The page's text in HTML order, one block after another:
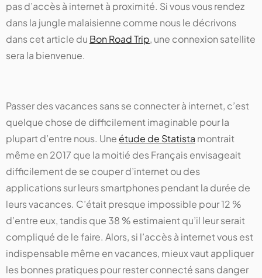
pas d’accès à internet à proximité. Si vous vous rendez
dans la jungle malaisienne comme nous le décrivons
dans cet article du Bon Road Trip, une connexion satellite
sera la bienvenue.
Passer des vacances sans se connecter à internet, c’est
quelque chose de difficilement imaginable pour la
plupart d’entre nous. Une étude de Statista montrait
même en 2017 que la moitié des Français envisageait
difficilement de se couper d’internet ou des
applications sur leurs smartphones pendant la durée de
leurs vacances. C’était presque impossible pour 12 %
d’entre eux, tandis que 38 % estimaient qu’il leur serait
compliqué de le faire. Alors, si l’accès à internet vous est
indispensable même en vacances, mieux vaut appliquer
les bonnes pratiques pour rester connecté sans danger